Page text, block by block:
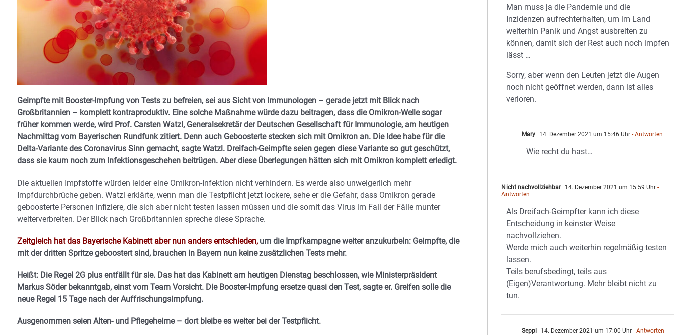
Geimpfte mit Booster-Impfung von Tests zu befreien, sei aus Sicht von Immunologen – gerade jetzt mit Blick nach
Großbritannien – komplett kontraproduktiv. Eine solche Maßnahme würde dazu beitragen, dass die Omikron-Welle sogar
früher kommen werde, wird Prof. Carsten Watzl, Generalsekretär der Deutschen Gesellschaft für Immunologie, am heutigen
Nachmittag vom Bayerischen Rundfunk zitiert. Denn auch Geboosterte stecken sich mit Omikron an. Die Idee habe für die
Delta-Variante des Coronavirus Sinn gemacht, sagte Watzl. Dreifach-Geimpfte seien gegen diese Variante so gut geschützt,
dass sie kaum noch zum Infektionsgeschehen beitrügen. Aber diese Überlegungen hätten sich mit Omikron komplett erledigt.
Die aktuellen Impfstoffe würden leider eine Omikron-Infektion nicht verhindern. Es werde also unweigerlich mehr
Impfdurchbrüche geben. Watzl erklärte, wenn man die Testpflicht jetzt lockere, sehe er die Gefahr, dass Omikron gerade
geboosterte Personen infiziere, die sich aber nicht testen lassen müssen und die somit das Virus im Fall der Fälle munter
weiterverbreiten. Der Blick nach Großbritannien spreche diese Sprache.
Zeitgleich hat das Bayerische Kabinett aber nun anders entschieden, um die Impfkampagne weiter anzukurbeln: Geimpfte, die
mit der dritten Spritze geboostert sind, brauchen in Bayern nun keine zusätzlichen Tests mehr.
Heißt: Die Regel 2G plus entfällt für sie. Das hat das Kabinett am heutigen Dienstag beschlossen, wie Ministerpräsident
Markus Söder bekanntgab, einst vom Team Vorsicht. Die Booster-Impfung ersetze quasi den Test, sagte er. Greifen solle die
neue Regel 15 Tage nach der Auffrischungsimpfung.
Ausgenommen seien Alten- und Pflegeheime – dort bleibe es weiter bei der Testpflicht.
Man muss ja die Pandemie und die
Inzidenzen aufrechterhalten, um im Land
weiterhin Panik und Angst ausbreiten zu
können, damit sich der Rest auch noch impfen
lässt …
Sorry, aber wenn den Leuten jetzt die Augen
noch nicht geöffnet werden, dann ist alles
verloren.
Mary 14. Dezember 2021 um 15:46 Uhr - Antworten
Wie recht du hast…
Nicht nachvollziehbar 14. Dezember 2021 um 15:59 Uhr -
Antworten
Als Dreifach-Geimpfter kann ich diese
Entscheidung in keinster Weise
nachvollziehen.
Werde mich auch weiterhin regelmäßig testen
lassen.
Teils berufsbedingt, teils aus
(Eigen)Verantwortung. Mehr bleibt nicht zu
tun.
Seppl 14. Dezember 2021 um 17:00 Uhr - Antworten